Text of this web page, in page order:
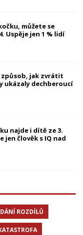
můžete se
Uspěje jen 1 % lidí
způsob, jak zvrátit
ukázaly dechberoucí
najde i dítě ze 3.
jen člověk s IQ nad
ROZDÍLŮ